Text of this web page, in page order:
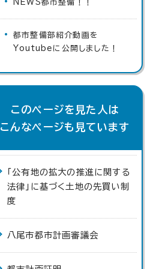
NEWS都市整備！！
都市整備部紹介動画を
Youtubeに公開しました！
このページを見た人は
こんなページも見ています
「公有地の拡大の推進に関する
法律」に基づく土地の先買い制
度
八尾市都市計画審議会